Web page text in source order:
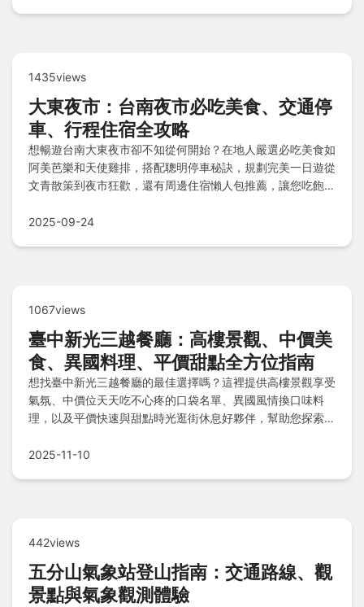
1435views
大東夜市：台南夜市必吃美食、交通停
車、行程住宿全攻略
想暢遊台南大東夜市卻不知從何開始？在地人嚴選必吃美食如
阿美芭樂和天使雞排，搭配聰明停車秘訣，規劃完美一日遊從
文青散策到夜市狂歡，還有周邊住宿懶人包推薦，讓您吃飽睡
2025-09-24
1067views
臺中新光三越餐廳：高樓景觀、中價美
食、異國料理、平價甜點全方位指南
想找臺中新光三越餐廳的最佳選擇嗎？這裡提供高樓景觀享受
氣氛、中價位天天吃不心疼的口袋名單、異國風情換口味料
理，以及平價快速與甜點時光逛街休息好夥伴，幫助您探索競
2025-11-10
442views
五分山氣象站登山指南：交通路線、觀
景點與氣象觀測體驗